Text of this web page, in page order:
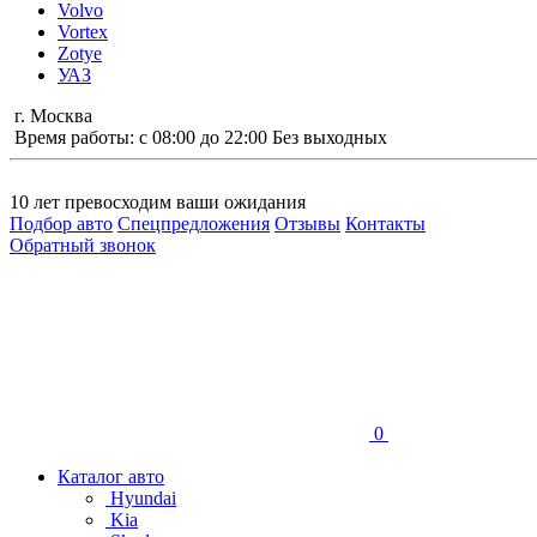
Volvo
Vortex
Zotye
УАЗ
г. Москва
Время работы: с 08:00 до 22:00 Без выходных
10 лет превосходим ваши ожидания
Подбор авто Спецпредложения Отзывы Контакты
Обратный звонок
0
Каталог авто
Hyundai
Kia